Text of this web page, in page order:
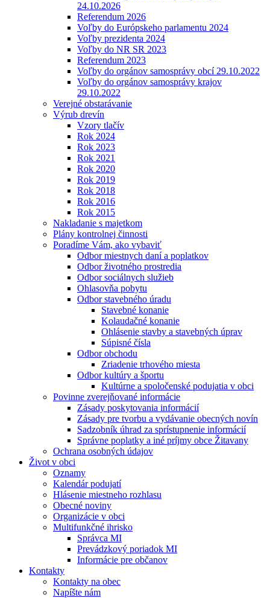
24.10.2026
Referendum 2026
Voľby do Európskeho parlamentu 2024
Voľby prezidenta 2024
Voľby do NR SR 2023
Referendum 2023
Voľby do orgánov samosprávy obcí 29.10.2022
Voľby do orgánov samosprávy krajov
29.10.2022
Verejné obstarávanie
Výrub drevín
Vzory tlačív
Rok 2024
Rok 2023
Rok 2021
Rok 2020
Rok 2019
Rok 2018
Rok 2016
Rok 2015
Nakladanie s majetkom
Plány kontrolnej činnosti
Poradíme Vám, ako vybaviť
Odbor miestnych daní a poplatkov
Odbor životného prostredia
Odbor sociálnych služieb
Ohlasovňa pobytu
Odbor stavebného úradu
Stavebné konanie
Kolaudačné konanie
Ohlásenie stavby a stavebných úprav
Súpisné čísla
Odbor obchodu
Zriadenie trhového miesta
Odbor kultúry a športu
Kultúrne a spoločenské podujatia v obci
Povinne zverejňované informácie
Zásady poskytovania informácií
Zásady pre tvorbu a vydávanie obecných novín
Sadzobník úhrad za sprístupnenie informácií
Správne poplatky a iné príjmy obce Žitavany
Ochrana osobných údajov
Život v obci
Oznamy
Kalendár podujatí
Hlásenie miestneho rozhlasu
Obecné noviny
Organizácie v obci
Multifunkčné ihrisko
Správca MI
Prevádzkový poriadok MI
Informácie pre občanov
Kontakty
Kontakty na obec
Napíšte nám